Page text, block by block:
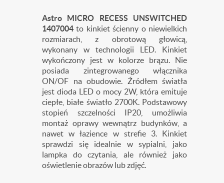
Astro MICRO RECESS UNSWITCHED
1407004to kinkiet ścienny o niewielkich
rozmiarach, z obrotową głowicą,
wykonany w technologii LED. Kinkiet
wykończony jest w kolorze brązu. Nie
posiada zintegrowanego włącznika
ON/OF na obudowie. Źródłem światła
jest dioda LED o mocy 2W, która emituje
ciepłe, białe światło 2700K. Podstawowy
stopień szczelności IP20, umożliwia
montaż oprawy wewnątrz budynków, a
nawet w łazience w strefie 3. Kinkiet
sprawdzi się idealnie w sypialni, jako
lampka do czytania, ale również jako
oświetlenie obrazów lub zdjęć.